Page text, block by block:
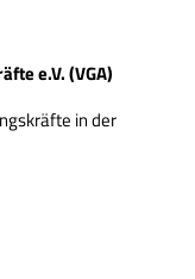
e.V. (VGA)
in der